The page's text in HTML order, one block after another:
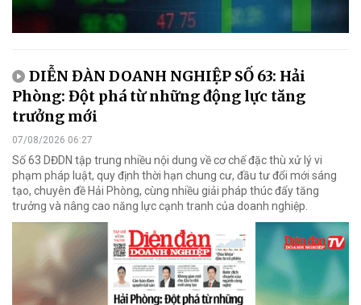
DIỄN ĐÀN DOANH NGHIỆP SỐ 63: Hải
Phòng: Đột phá từ những động lực tăng
trưởng mới
07/08/2026 06:27
Số 63 DĐDN tập trung nhiều nội dung về cơ chế đặc thù xử lý vi
phạm pháp luật, quy định thời hạn chung cư, đầu tư đổi mới sáng
tạo, chuyên đề Hải Phòng, cùng nhiều giải pháp thúc đẩy tăng
trưởng và nâng cao năng lực cạnh tranh của doanh nghiệp.